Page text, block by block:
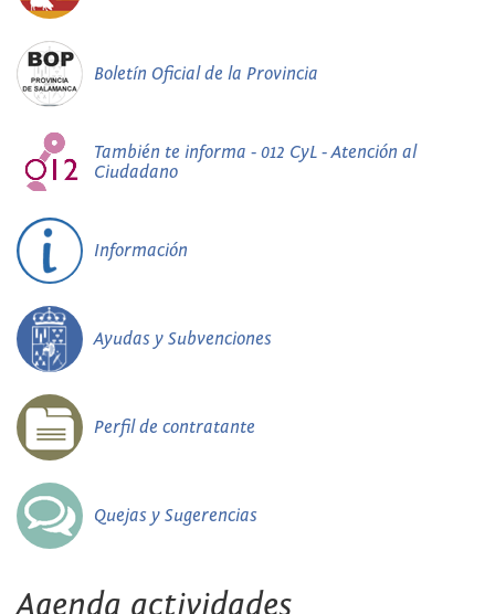
Boletín Oficial de la Provincia
También te informa - 012 CyL - Atención al
Ciudadano
Información
Ayudas y Subvenciones
Perfil de contratante
Quejas y Sugerencias
Agenda actividades